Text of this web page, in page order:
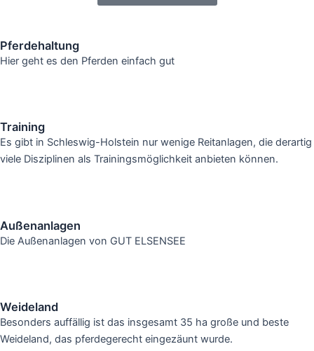
Pferdehaltung
Hier geht es den Pferden einfach gut
Training
Es gibt in Schleswig-Holstein nur wenige Reitanlagen, die derartig
viele Disziplinen als Trainingsmöglichkeit anbieten können.
Außenanlagen
Die Außenanlagen von GUT ELSENSEE
Weideland
Besonders auffällig ist das insgesamt 35 ha große und beste
Weideland, das pferdegerecht eingezäunt wurde.